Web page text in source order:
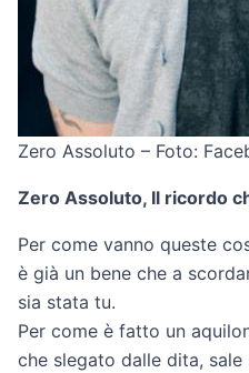
Zero Assoluto – Foto:
Zero Assoluto, Il ricordo
Per come vanno queste
è già un bene che a
sia stata tu.
Per come è fatto un
che slegato dalle dita, sale